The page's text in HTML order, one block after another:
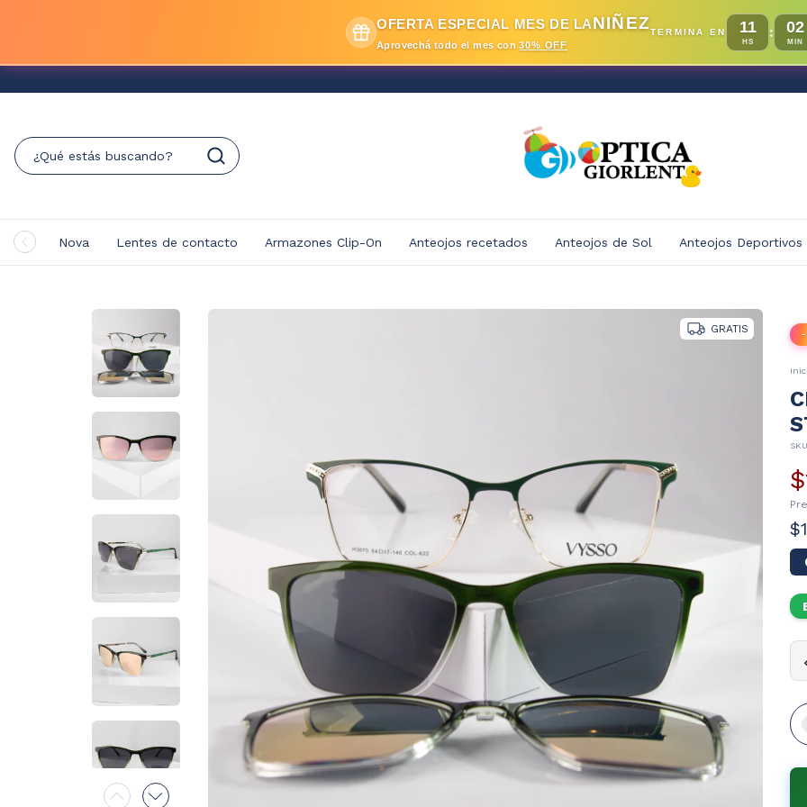
OFERTA ESPECIAL MES DE LANIÑEZ
Aprovechá todo el mes con30% OFF
TERMINA EN 11
HS
: 02
MIN
Nova Lentes de contacto Armazones Clip-On Anteojos recetados Anteojos de Sol Anteojos Deportivos
GRATIS -